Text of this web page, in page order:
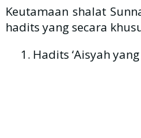
Keutamaan shalat
hadits yang secara
Hadits ‘Aisyah